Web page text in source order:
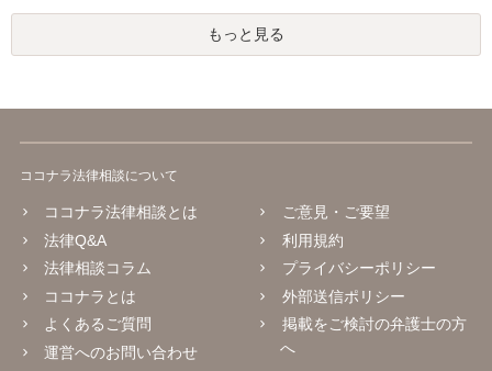
もっと見る
ココナラ法律相談について
ココナラ法律相談とは
法律Q&A
法律相談コラム
ココナラとは
よくあるご質問
運営へのお問い合わせ
ご意見・ご要望
利用規約
プライバシーポリシー
外部送信ポリシー
掲載をご検討の弁護士の方
へ